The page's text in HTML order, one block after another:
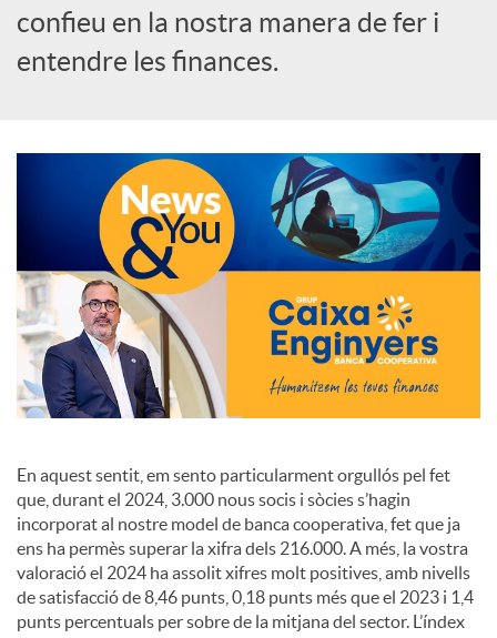
e
c
i
a
l
s
confieu en la nostra manera de fer i
entendre les finances.
En aquest sentit, em sento particularment orgullós pel fet
que, durant el 2024, 3.000 nous socis i sòcies s’hagin
incorporat al nostre model de banca cooperativa, fet que ja
ens ha permès superar la xifra dels 216.000. A més, la vostra
valoració el 2024 ha assolit xifres molt positives, amb nivells
de satisfacció de 8,46 punts, 0,18 punts més que el 2023 i 1,4
punts percentuals per sobre de la mitjana del sector. L’índex